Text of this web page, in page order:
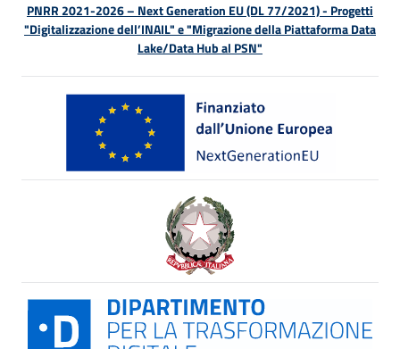
PNRR 2021-2026 – Next Generation EU (DL 77/2021) - Progetti
"Digitalizzazione dell’INAIL" e "Migrazione della Piattaforma Data
Lake/Data Hub al PSN"